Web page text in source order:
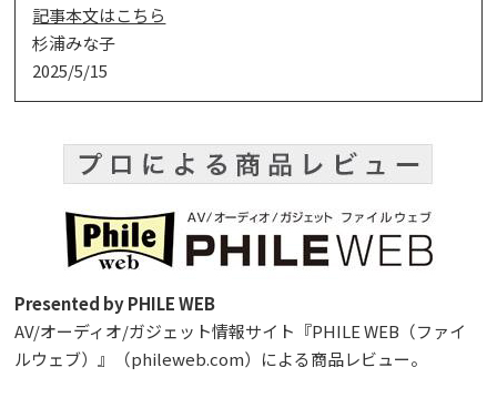
記事本文はこちら
杉浦みな子
2025/5/15
Presented by PHILE WEB
AV/オーディオ/ガジェット情報サイト『PHILE WEB（ファイ
ルウェブ）』（phileweb.com）による商品レビュー。